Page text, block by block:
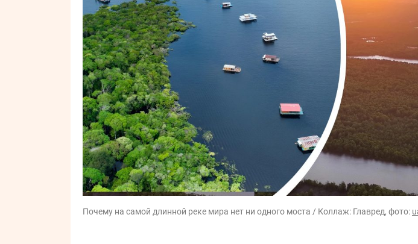
Почему на самой длинной реке мира нет ни одного моста / Коллаж: Главред, фото: